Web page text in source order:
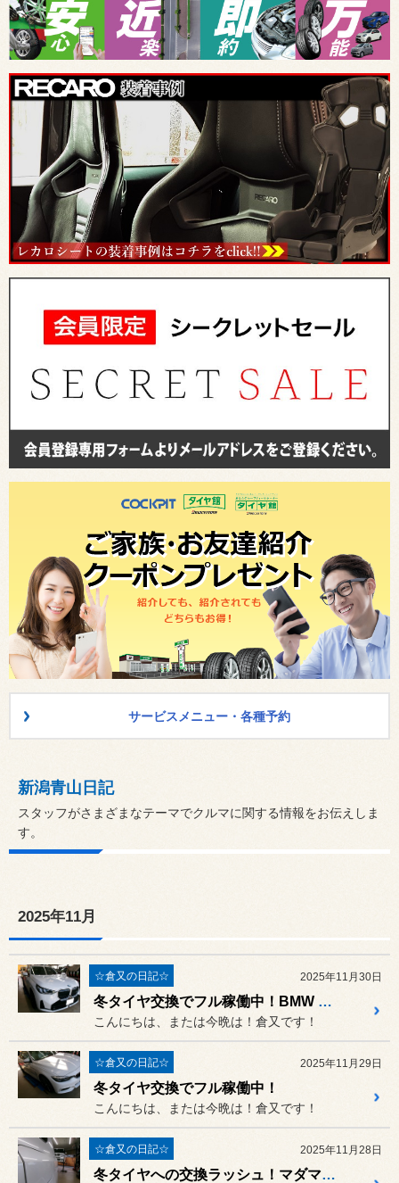
サービスメニュー・各種予約
新潟青山日記
スタッフがさまざまなテーマでクルマに関する情報をお伝えしま
す。
2025年11月
☆倉又の日記☆ 2025年11月30日
冬タイヤ交換でフル稼働中！BMW X3 G24 iDrive 9.0にキャンセラー取付！！
こんにちは、または今晩は！倉又です！
☆倉又の日記☆ 2025年11月29日
冬タイヤ交換でフル稼働中！
こんにちは、または今晩は！倉又です！
☆倉又の日記☆ 2025年11月28日
冬タイヤへの交換ラッシュ！マダマダお祭り騒ぎです！！外は強風シャッタークローズでも元気に営業してます！！